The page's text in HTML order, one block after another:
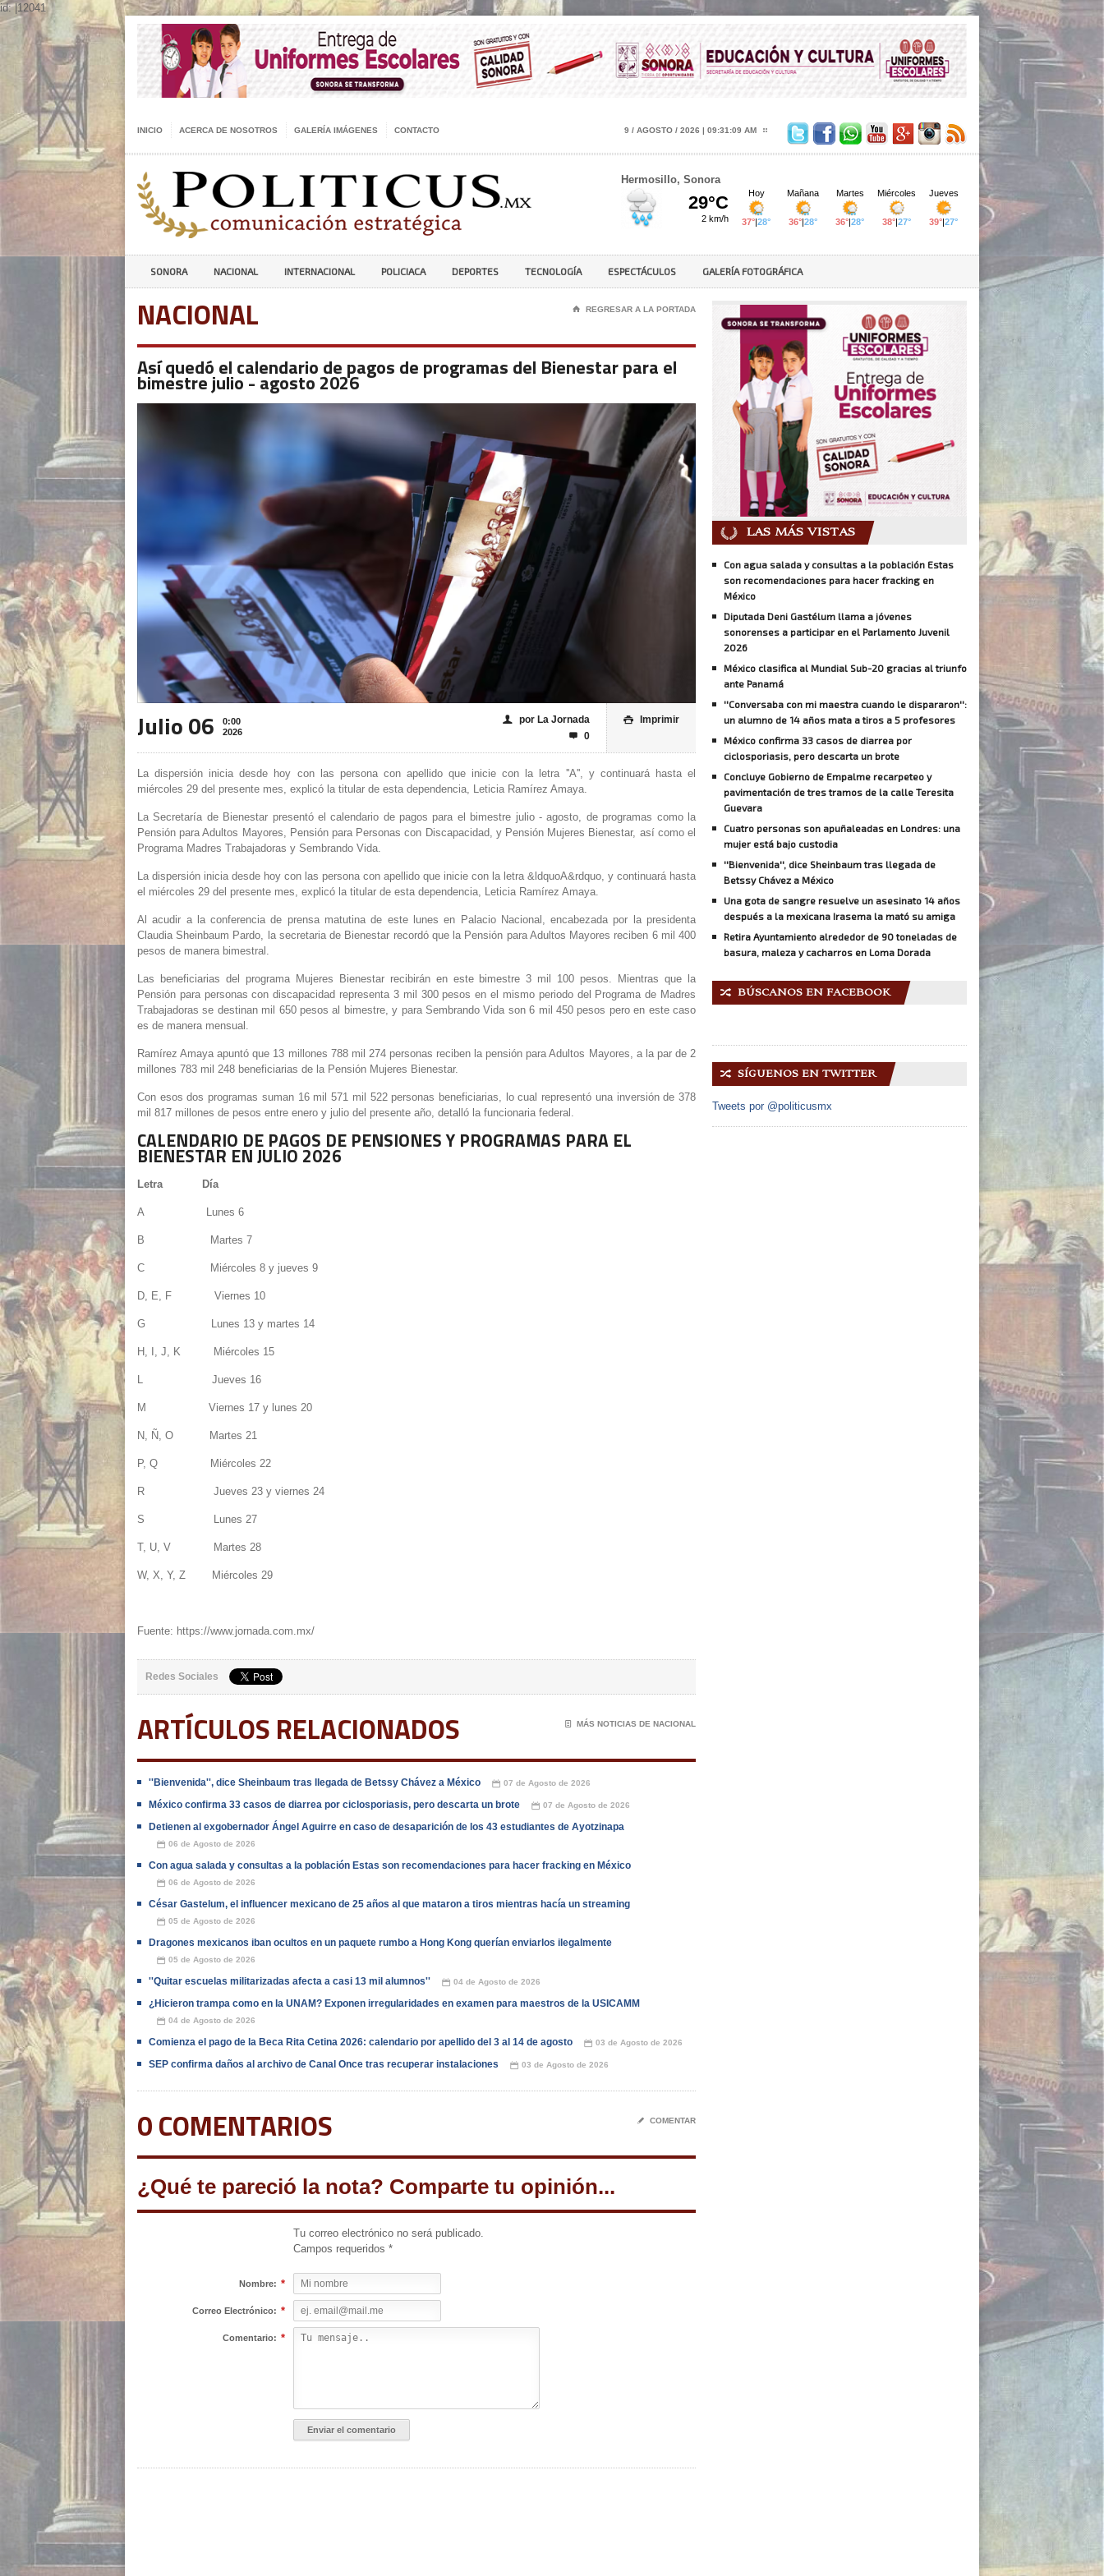
id: |12041
INICIO ACERCA DE NOSOTROS GALERÍA IMÁGENES CONTACTO 9 / AGOSTO / 2026 | 09:31:10 AM
Hermosillo, Sonora
SONORA NACIONAL INTERNACIONAL POLICIACA DEPORTES TECNOLOGÍA ESPECTÁCULOS GALERÍA FOTOGRÁFICA
NACIONAL ⌂ REGRESAR A LA PORTADA
Así quedó el calendario de pagos de programas del Bienestar para el
bimestre julio - agosto 2026
Julio 06
0:00
2026
 Imprimir
👤 por La Jornada
 0
La dispersión inicia desde hoy con las persona con apellido que inicie con la letra ''A'', y continuará hasta el
miércoles 29 del presente mes, explicó la titular de esta dependencia, Leticia Ramírez Amaya.
La Secretaría de Bienestar presentó el calendario de pagos para el bimestre julio - agosto, de programas como la
Pensión para Adultos Mayores, Pensión para Personas con Discapacidad, y Pensión Mujeres Bienestar, así como el
Programa Madres Trabajadoras y Sembrando Vida.
La dispersión inicia desde hoy con las persona con apellido que inicie con la letra &ldquoA&rdquo, y continuará hasta
el miércoles 29 del presente mes, explicó la titular de esta dependencia, Leticia Ramírez Amaya.
Al acudir a la conferencia de prensa matutina de este lunes en Palacio Nacional, encabezada por la presidenta
Claudia Sheinbaum Pardo, la secretaria de Bienestar recordó que la Pensión para Adultos Mayores reciben 6 mil 400
pesos de manera bimestral.
Las beneficiarias del programa Mujeres Bienestar recibirán en este bimestre 3 mil 100 pesos. Mientras que la
Pensión para personas con discapacidad representa 3 mil 300 pesos en el mismo periodo del Programa de Madres
Trabajadoras se destinan mil 650 pesos al bimestre, y para Sembrando Vida son 6 mil 450 pesos pero en este caso
es de manera mensual.
Ramírez Amaya apuntó que 13 millones 788 mil 274 personas reciben la pensión para Adultos Mayores, a la par de 2
millones 783 mil 248 beneficiarias de la Pensión Mujeres Bienestar.
Con esos dos programas suman 16 mil 571 mil 522 personas beneficiarias, lo cual representó una inversión de 378
mil 817 millones de pesos entre enero y julio del presente año, detalló la funcionaria federal.
CALENDARIO DE PAGOS DE PENSIONES Y PROGRAMAS PARA EL
BIENESTAR EN JULIO 2026
Letra Día
A Lunes 6
B Martes 7
C Miércoles 8 y jueves 9
D, E, F Viernes 10
G Lunes 13 y martes 14
H, I, J, K Miércoles 15
L Jueves 16
M Viernes 17 y lunes 20
N, Ñ, O Martes 21
P, Q Miércoles 22
R Jueves 23 y viernes 24
S Lunes 27
T, U, V Martes 28
W, X, Y, Z Miércoles 29
Fuente: https://www.jornada.com.mx/
Redes Sociales
ARTÍCULOS RELACIONADOS 📄 MÁS NOTICIAS DE NACIONAL
''Bienvenida'', dice Sheinbaum tras llegada de Betssy Chávez a México 📅 07 de Agosto de 2026
México confirma 33 casos de diarrea por ciclosporiasis, pero descarta un brote 📅 07 de Agosto de 2026
Detienen al exgobernador Ángel Aguirre en caso de desaparición de los 43 estudiantes de Ayotzinapa
📅 06 de Agosto de 2026
Con agua salada y consultas a la población Estas son recomendaciones para hacer fracking en México
📅 06 de Agosto de 2026
César Gastelum, el influencer mexicano de 25 años al que mataron a tiros mientras hacía un streaming
📅 05 de Agosto de 2026
Dragones mexicanos iban ocultos en un paquete rumbo a Hong Kong querían enviarlos ilegalmente
📅 05 de Agosto de 2026
''Quitar escuelas militarizadas afecta a casi 13 mil alumnos'' 📅 04 de Agosto de 2026
¿Hicieron trampa como en la UNAM? Exponen irregularidades en examen para maestros de la USICAMM
📅 04 de Agosto de 2026
Comienza el pago de la Beca Rita Cetina 2026: calendario por apellido del 3 al 14 de agosto 📅 03 de Agosto de 2026
SEP confirma daños al archivo de Canal Once tras recuperar instalaciones 📅 03 de Agosto de 2026
0 COMENTARIOS ✎ COMENTAR
¿Qué te pareció la nota? Comparte tu opinión...
Tu correo electrónico no será publicado.
Campos requeridos *
Nombre: *
Correo Electrónico: *
Comentario: *
LAS MÁS VISTAS
Con agua salada y consultas a la población Estas
son recomendaciones para hacer fracking en
México
Diputada Deni Gastélum llama a jóvenes
sonorenses a participar en el Parlamento Juvenil
2026
México clasifica al Mundial Sub-20 gracias al triunfo
ante Panamá
''Conversaba con mi maestra cuando le dispararon'':
un alumno de 14 años mata a tiros a 5 profesores
México confirma 33 casos de diarrea por
ciclosporiasis, pero descarta un brote
Concluye Gobierno de Empalme recarpeteo y
pavimentación de tres tramos de la calle Teresita
Guevara
Cuatro personas son apuñaleadas en Londres: una
mujer está bajo custodia
''Bienvenida'', dice Sheinbaum tras llegada de
Betssy Chávez a México
Una gota de sangre resuelve un asesinato 14 años
después a la mexicana Irasema la mató su amiga
Retira Ayuntamiento alrededor de 90 toneladas de
basura, maleza y cacharros en Loma Dorada
🔀 BÚSCANOS EN FACEBOOK
🔀 SÍGUENOS EN TWITTER
Tweets por @politicusmx